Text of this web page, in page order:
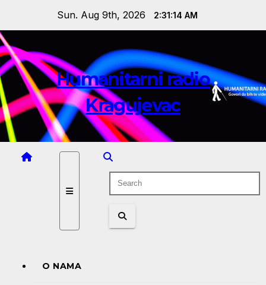
content
Sun. Aug 9th, 2026 2:31:14 AM
Humanitarni radio
Kragujevac
O NAMA